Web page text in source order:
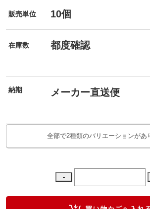
販売単位 10個
在庫数 都度確認
納期 メーカー直送便
全部で2種類のバリエーションがあ